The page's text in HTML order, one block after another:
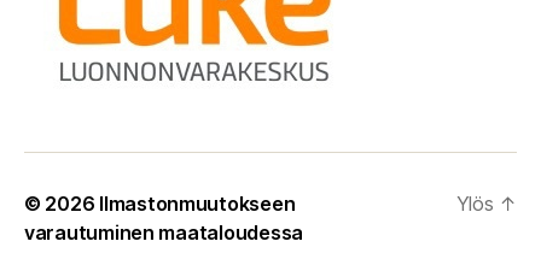
© 2026 Ilmastonmuutokseen
varautuminen maataloudessa
Ylös ↑